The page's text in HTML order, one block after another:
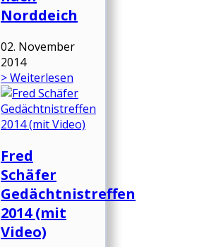
Norddeich
02. November
2014
> Weiterlesen
Fred
Schäfer
Gedächtnistreffen
2014 (mit
Video)